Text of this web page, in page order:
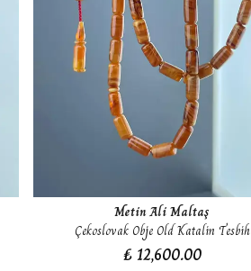
Metin Ali Maltaş
Çekoslovak Obje Old Katalin Tesbih
₺ 12,600.00